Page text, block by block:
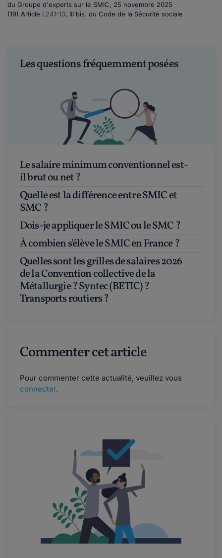
du Groupe d'experts sur le SMIC, 25 novembre 2025
(19) Article L241-13, III bis. du Code de la Sécurité sociale
Les questions fréquemment posées
Le salaire minimum conventionnel est-
il brut ou net ?
Quelle est la différence entre SMIC et
SMC ?
Dois-je appliquer le SMIC ou le SMC ?
À combien s'élève le SMIC en France ?
Quelles sont les grilles de salaires 2026
de la Convention collective de la
Métallurgie ? Syntec (BETIC) ?
Transports routiers ?
Commenter cet article
Pour commenter cette actualité, veuillez vous
connecter.